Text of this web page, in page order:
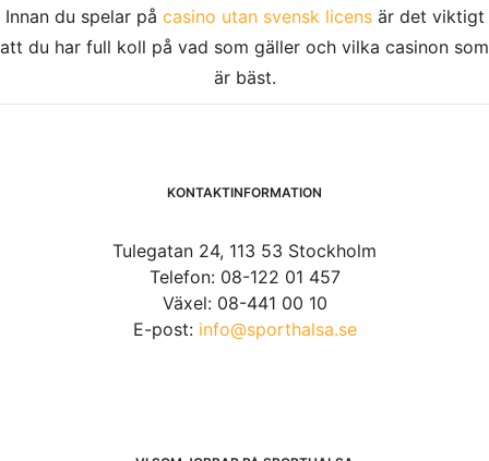
Innan du spelar på casino utan svensk licensär det viktigt
att du har full koll på vad som gäller och vilka casinon som
är bäst.
KONTAKTINFORMATION
Tulegatan 24, 113 53 Stockholm
Telefon: 08-122 01 457
Växel: 08-441 00 10
E-post: info@sporthalsa.se